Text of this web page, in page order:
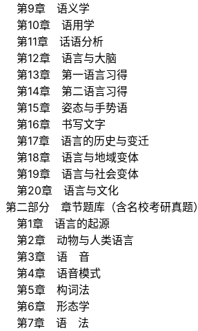
第9章 语义学
第10章 语用学
第11章 话语分析
第12章 语言与大脑
第13章 第一语言习得
第14章 第二语言习得
第15章 姿态与手势语
第16章 书写文字
第17章 语言的历史与变迁
第18章 语言与地域变体
第19章 语言与社会变体
第20章 语言与文化
第二部分 章节题库（含名校考研真题）
第1章 语言的起源
第2章 动物与人类语言
第3章 语 音
第4章 语音模式
第5章 构词法
第6章 形态学
第7章 语 法